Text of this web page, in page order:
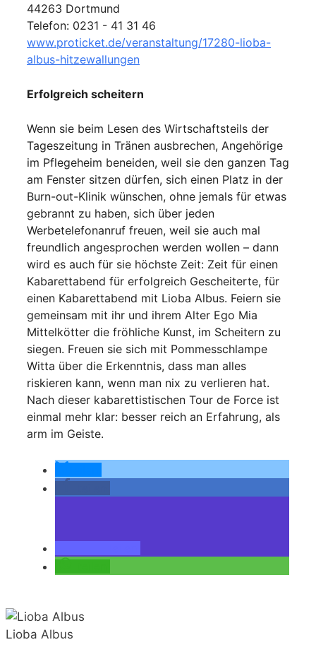
44263 Dortmund
Telefon: 0231 - 41 31 46
www.proticket.de/veranstaltung/17280-lioba-
albus-hitzewallungen
Erfolgreich scheitern
Wenn sie beim Lesen des Wirtschaftsteils der
Tageszeitung in Tränen ausbrechen, Angehörige
im Pflegeheim beneiden, weil sie den ganzen Tag
am Fenster sitzen dürfen, sich einen Platz in der
Burn-out-Klinik wünschen, ohne jemals für etwas
gebrannt zu haben, sich über jeden
Werbetelefonanruf freuen, weil sie auch mal
freundlich angesprochen werden wollen – dann
wird es auch für sie höchste Zeit: Zeit für einen
Kabarettabend für erfolgreich Gescheiterte, für
einen Kabarettabend mit Lioba Albus. Feiern sie
gemeinsam mit ihr und ihrem Alter Ego Mia
Mittelkötter die fröhliche Kunst, im Scheitern zu
siegen. Freuen sie sich mit Pommesschlampe
Witta über die Erkenntnis, dass man alles
riskieren kann, wenn man nix zu verlieren hat.
Nach dieser kabarettistischen Tour de Force ist
einmal mehr klar: besser reich an Erfahrung, als
arm im Geiste.
Lioba Albus